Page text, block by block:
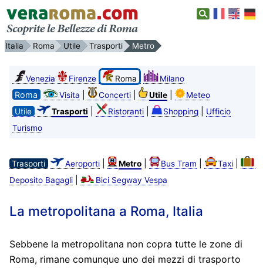
Italia Roma Utile Trasporti Metro
Venezia Firenze Roma Milano
Roma Visita Concerti| Utile|
Meteo
Utile
Trasporti Ristoranti| Shopping|
Ufficio
Turismo
Trasporti Aeroporti| Metro| Bus Tram Taxi|
Deposito Bagagli| Bici Segway Vespa
La metropolitana a Roma, Italia
Sebbene la metropolitana non copra tutte le zone di
Roma, rimane comunque uno dei mezzi di trasporto